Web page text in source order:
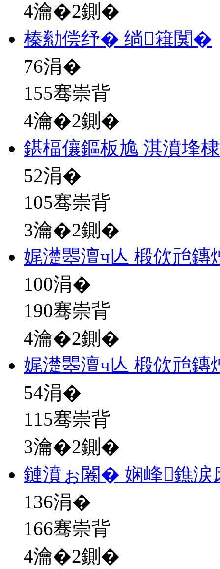
4瀹�2鍘�
榛勬偿纾� 绱簯闃�
76涓�
155骞崇背
4瀹�2鍘�
鍖楅儴鏂板尯 淇濆埄
52涓�
105骞崇背
3瀹�2鍘�
娓濋瞾澶ч亾 椴佽兘鏄
100涓�
190骞崇背
4瀹�2鍘�
娓濋瞾澶ч亾 椴佽兘鏄
54涓�
115骞崇背
3瀹�2鍘�
鏈濆ぉ闂� 娴峰鐎涙
136涓�
166骞崇背
4瀹�2鍘�